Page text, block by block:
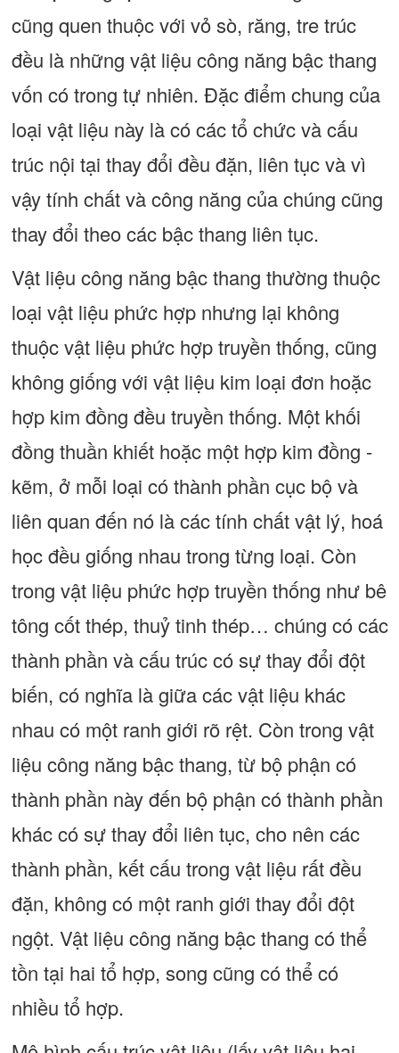
cũng quen thuộc với vỏ sò, răng, tre trúc
đều là những vật liệu công năng bậc thang
vốn có trong tự nhiên. Đặc điểm chung của
loại vật liệu này là có các tổ chức và cấu
trúc nội tại thay đổi đều đặn, liên tục và vì
vậy tính chất và công năng của chúng cũng
thay đổi theo các bậc thang liên tục.
Vật liệu công năng bậc thang thường thuộc
loại vật liệu phức hợp nhưng lại không
thuộc vật liệu phức hợp truyền thống, cũng
không giống với vật liệu kim loại đơn hoặc
hợp kim đồng đều truyền thống. Một khối
đồng thuần khiết hoặc một hợp kim đồng -
kẽm, ở mỗi loại có thành phần cục bộ và
liên quan đến nó là các tính chất vật lý, hoá
học đều giống nhau trong từng loại. Còn
trong vật liệu phức hợp truyền thống như bê
tông cốt thép, thuỷ tinh thép… chúng có các
thành phần và cấu trúc có sự thay đổi đột
biến, có nghĩa là giữa các vật liệu khác
nhau có một ranh giới rõ rệt. Còn trong vật
liệu công năng bậc thang, từ bộ phận có
thành phần này đến bộ phận có thành phần
khác có sự thay đổi liên tục, cho nên các
thành phần, kết cấu trong vật liệu rất đều
đặn, không có một ranh giới thay đổi đột
ngột. Vật liệu công năng bậc thang có thể
tồn tại hai tổ hợp, song cũng có thể có
nhiều tổ hợp.